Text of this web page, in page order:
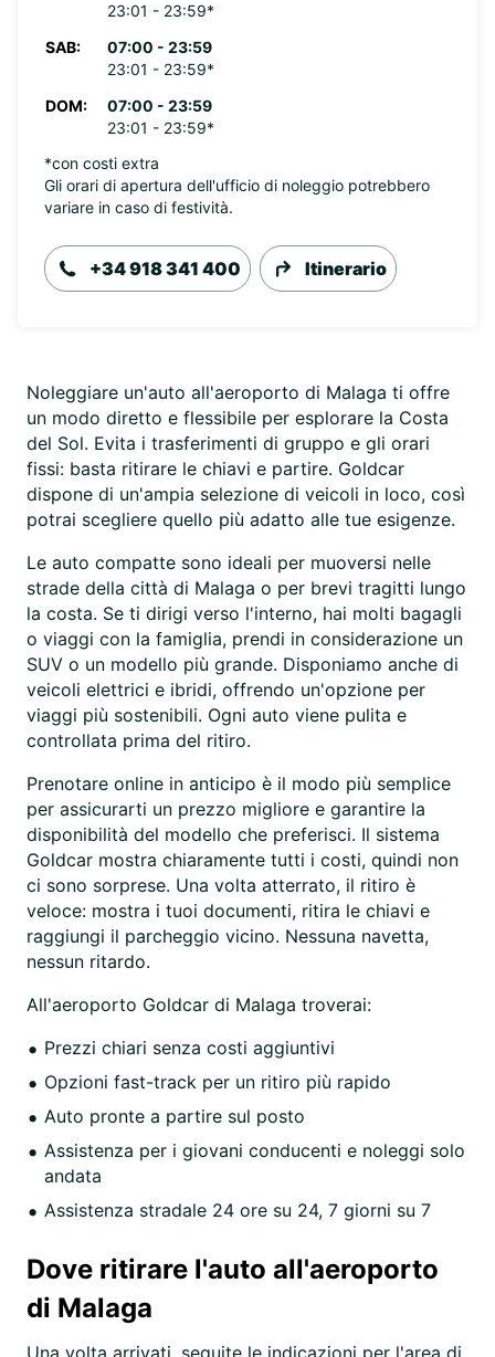
23:01 - 23:59*
SAB:
07:00 - 23:59
23:01 - 23:59*
DOM:
07:00 - 23:59
23:01 - 23:59*
*con costi extra
Gli orari di apertura dell'ufficio di noleggio potrebbero
variare in caso di festività.
+34 918 341 400 Itinerario
Noleggiare un'auto all'aeroporto di Malaga ti offre
un modo diretto e flessibile per esplorare la Costa
del Sol. Evita i trasferimenti di gruppo e gli orari
fissi: basta ritirare le chiavi e partire. Goldcar
dispone di un'ampia selezione di veicoli in loco, così
potrai scegliere quello più adatto alle tue esigenze.
Le auto compatte sono ideali per muoversi nelle
strade della città di Malaga o per brevi tragitti lungo
la costa. Se ti dirigi verso l'interno, hai molti bagagli
o viaggi con la famiglia, prendi in considerazione un
SUV o un modello più grande. Disponiamo anche di
veicoli elettrici e ibridi, offrendo un'opzione per
viaggi più sostenibili. Ogni auto viene pulita e
controllata prima del ritiro.
Prenotare online in anticipo è il modo più semplice
per assicurarti un prezzo migliore e garantire la
disponibilità del modello che preferisci. Il sistema
Goldcar mostra chiaramente tutti i costi, quindi non
ci sono sorprese. Una volta atterrato, il ritiro è
veloce: mostra i tuoi documenti, ritira le chiavi e
raggiungi il parcheggio vicino. Nessuna navetta,
nessun ritardo.
All'aeroporto Goldcar di Malaga troverai:
Prezzi chiari senza costi aggiuntivi
Opzioni fast-track per un ritiro più rapido
Auto pronte a partire sul posto
Assistenza per i giovani conducenti e noleggi solo
andata
Assistenza stradale 24 ore su 24, 7 giorni su 7
Dove ritirare l'auto all'aeroporto
di Malaga
Una volta arrivati, seguite le indicazioni per l'area di